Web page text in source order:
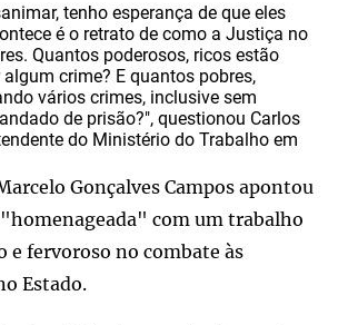
tenho esperança de que eles
é o retrato de como a Justiça no
Quantos poderosos, ricos estão
crime? E quantos pobres,
vários crimes, inclusive sem
de prisão?", questionou Carlos
do Ministério do Trabalho em
Gonçalves Campos apontou
com um trabalho
e fervoroso no combate às
Estado.